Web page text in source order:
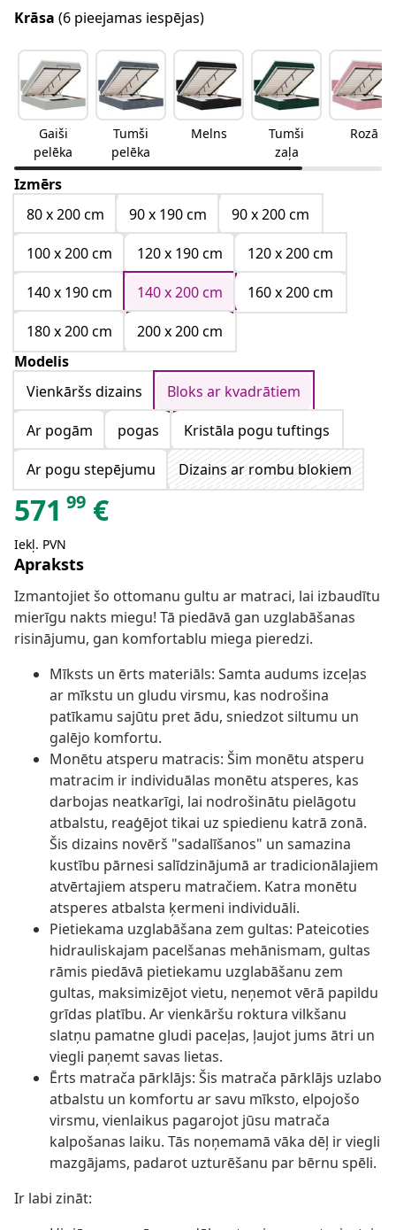
Krāsa (6 pieejamas iespējas)
Gaiši
pelēka
Tumši
pelēka
Melns
Tumši
zaļa
Rozā
Izmērs
80 x 200 cm
90 x 190 cm
90 x 200 cm
100 x 200 cm
120 x 190 cm
120 x 200 cm
140 x 190 cm
140 x 200 cm
160 x 200 cm
180 x 200 cm
200 x 200 cm
Modelis
Vienkāršs dizains
Bloks ar kvadrātiem
Ar pogām
pogas
Kristāla pogu tuftings
Ar pogu stepējumu
Dizains ar rombu blokiem
571 99 €
Iekļ. PVN
Apraksts
Izmantojiet šo ottomanu gultu ar matraci, lai izbaudītu
mierīgu nakts miegu! Tā piedāvā gan uzglabāšanas
risinājumu, gan komfortablu miega pieredzi.
Mīksts un ērts materiāls: Samta audums izceļas
ar mīkstu un gludu virsmu, kas nodrošina
patīkamu sajūtu pret ādu, sniedzot siltumu un
galējo komfortu.
Monētu atsperu matracis: Šim monētu atsperu
matracim ir individuālas monētu atsperes, kas
darbojas neatkarīgi, lai nodrošinātu pielāgotu
atbalstu, reaģējot tikai uz spiedienu katrā zonā.
Šis dizains novērš "sadalīšanos" un samazina
kustību pārnesi salīdzinājumā ar tradicionālajiem
atvērtajiem atsperu matračiem. Katra monētu
atsperes atbalsta ķermeni individuāli.
Pietiekama uzglabāšana zem gultas: Pateicoties
hidrauliskajam pacelšanas mehānismam, gultas
rāmis piedāvā pietiekamu uzglabāšanu zem
gultas, maksimizējot vietu, neņemot vērā papildu
grīdas platību. Ar vienkāršu roktura vilkšanu
slatņu pamatne gludi paceļas, ļaujot jums ātri un
viegli paņemt savas lietas.
Ērts matrača pārklājs: Šis matrača pārklājs uzlabo
atbalstu un komfortu ar savu mīksto, elpojošo
virsmu, vienlaikus pagarojot jūsu matrača
kalpošanas laiku. Tās noņemamā vāka dēļ ir viegli
mazgājams, padarot uzturēšanu par bērnu spēli.
Ir labi zināt: